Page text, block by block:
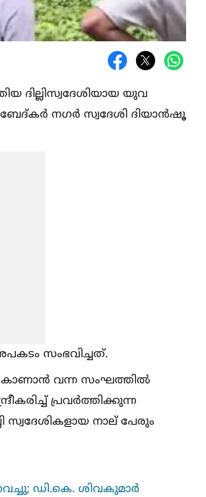
ദില്ലിസ്വദേശിയായ യുവ
നഗർ സ്വദേശി ദിയാൻഷൂ
സംഭവിച്ചത്.
കാണാൻ വന്ന സംഘത്തില്‍
പ്രവർത്തിക്കുന്ന
സ്വദേശികളായ നാല് പേരും
ഡി.കെ. ശിവകുമാർ